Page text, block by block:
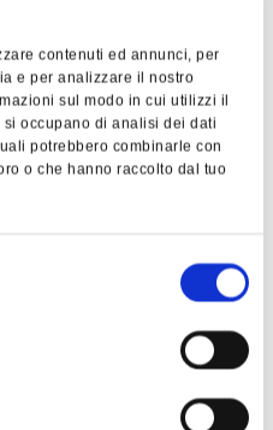
contenuti ed annunci, per
e per analizzare il nostro
sul modo in cui utilizzi il
occupano di analisi dei dati
potrebbero combinarle con
o che hanno raccolto dal tuo
dati. Dichiaro di aver